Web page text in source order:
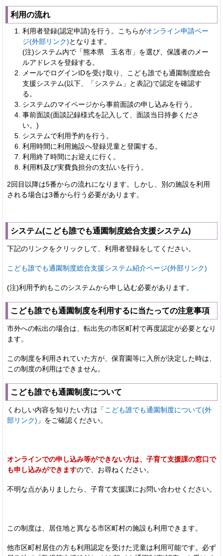
利用の流れ
利用者登録(認定申請)を行う。こちらがオンライン申請ペー
ジ(外部リンク)となります。
(注)システム内で「熊本県 玉名市」を選び、保護者のメー
ルアドレスを登録する。
メールでログインIDを受け取り、こども誰でも通園制度総合
支援システム(以下、「システム」と表記)で認定を確認す
る。
システムのマイページから事前面談の申し込みを行う。
事前面談(面談記録様式を記入して、面談当日持参くださ
い。)
システムで利用予約を行う。
利用時間に利用施設へ登録児童と登園する。
利用終了時間にお迎えに行く。
利用料及び実費負担分の支払いを行う。
2回目以降は5番からの流れになります。しかし、別の施設を利用
される場合は3番から行う必要があります。
システム(こども誰でも通園制度総合支援システム)
下記のリンクをクリックして、利用者登録をしてください。
こども誰でも通園制度総合支援システム紹介ページ(外部リンク)
(注)利用予約もこのシステムから申し込む必要があります。
こども誰でも通園制度を利用するに当たっての注意事項
市外への転出の場合は、転出先の市区町村で再度認定が必要となり
ます。
この制度を利用されていた方が、保育園等に入所が決定した時は、
この制度の利用はできません。
こども誰でも通園制度について
くわしい内容を知りたい方は「 こども誰でも通園制度について(外
部リンク) 」をご確認ください。
オンラインでの申し込み等ができない方は、子育て支援課の窓口で
も申し込みができますので、お尋ねください。
不明な点がありましたら、子育て支援課にお問い合わせください。
この制度は、居住地と異なる市区町村の施設も利用できます。
他市区町村居住の方も利用認定を受けた児童は利用可能です。必ず